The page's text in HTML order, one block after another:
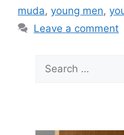
muda, young men,
Leave a comment
Search
for: